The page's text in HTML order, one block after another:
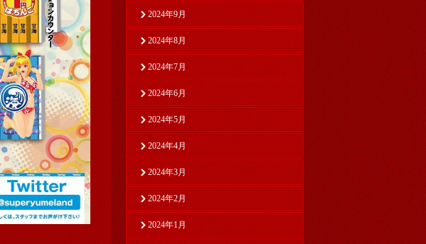
2024年9月
2024年8月
2024年7月
2024年6月
2024年5月
2024年4月
2024年3月
2024年2月
2024年1月